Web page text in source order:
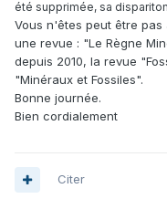
été supprimée, sa
Vous n'êtes peut être pas
une revue : "Le Règne
depuis 2010, la revue
"Minéraux et Fossiles".
Bonne journée.
Bien cordialement
Citer